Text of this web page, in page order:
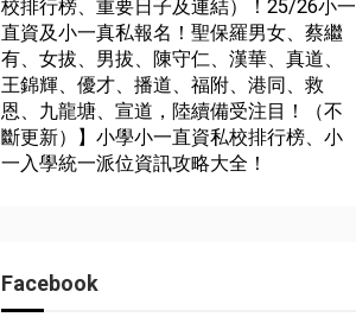
校排行榜、重要日子及連結）！25/26小一
直資及小一真私報名！聖保羅男女、蔡繼
有、女拔、男拔、陳守仁、漢華、真道、
王錦輝、優才、播道、福附、港同、救
恩、九龍塘、宣道，陸續備受注目！（不
斷更新）】小學小一直資私校排行榜、小
一入學統一派位資訊攻略大全！
Facebook